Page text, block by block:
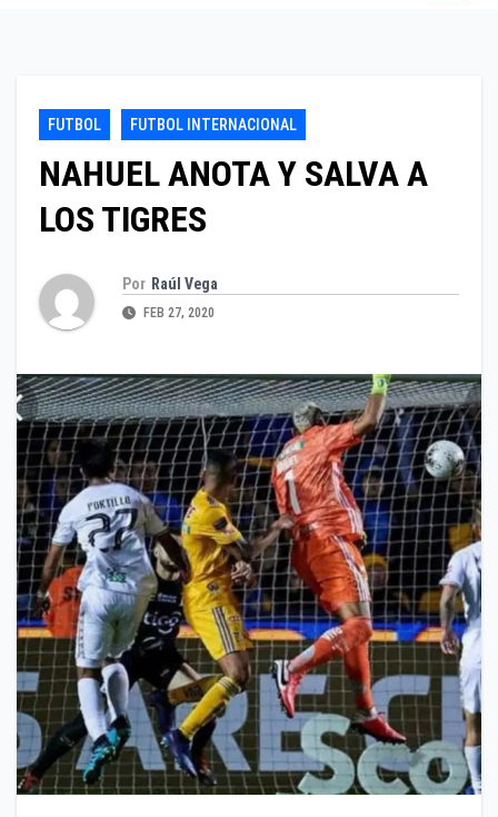
FUTBOL FUTBOL INTERNACIONAL
NAHUEL ANOTA Y SALVA A
LOS TIGRES
Por Raúl Vega
FEB 27, 2020